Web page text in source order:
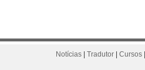
Notícias Tradutor Cursos